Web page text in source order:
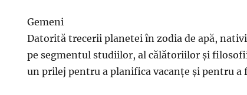
Gemeni
Datorită trecerii planetei în zodia de apă,
pe segmentul studiilor, al călătoriilor și
un prilej pentru a planifica vacanțe și pentru a